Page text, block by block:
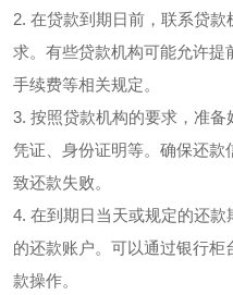
2. 在贷款到期日前，联系贷
求。有些贷款机构可能允许提
手续费等相关规定。
3. 按照贷款机构的要求，准
凭证、身份证明等。确保还款
致还款失败。
4. 在到期日当天或规定的还
的还款账户。可以通过银行
款操作。